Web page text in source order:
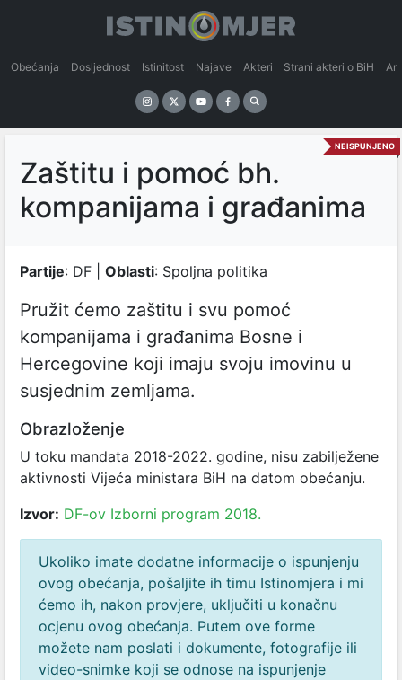
Obećanja Dosljednost Istinitost Najave Akteri Strani akteri o BiH
NEISPUNJENO
Zaštitu i pomoć bh.
kompanijama i građanima
Partije: DF | Oblasti: Spoljna politika
Pružit ćemo zaštitu i svu pomoć
kompanijama i građanima Bosne i
Hercegovine koji imaju svoju imovinu u
susjednim zemljama.
Obrazloženje
U toku mandata 2018-2022. godine, nisu zabilježene
aktivnosti Vijeća ministara BiH na datom obećanju.
Izvor: DF-ov Izborni program 2018.
Ukoliko imate dodatne informacije o ispunjenju
ovog obećanja, pošaljite ih timu Istinomjera i mi
ćemo ih, nakon provjere, uključiti u konačnu
ocjenu ovog obećanja. Putem ove forme
možete nam poslati i dokumente, fotografije ili
video-snimke koji se odnose na ispunjenje